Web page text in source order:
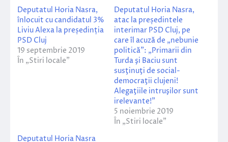
Deputatul Horia Nasra,
înlocuit cu candidatul 3%
Liviu Alexa la președinția
PSD Cluj
19 septembrie 2019
În „Stiri locale”
Deputatul Horia Nasra,
atac la președintele
interimar PSD Cluj, pe
care îl acuză de „nebunie
politică”: „Primarii din
Turda şi Baciu sunt
susţinuţi de social-
democraţii clujeni!
Alegaţiile intruşilor sunt
irelevante!”
5 noiembrie 2019
În „Stiri locale”
Deputatul Horia Nasra